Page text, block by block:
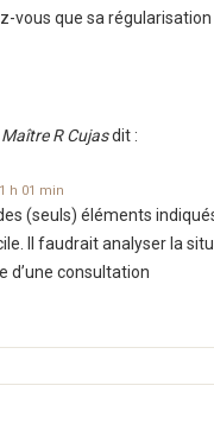
vous que sa
Maître R Cujasdit :
h 01 min
(seuls) éléments
Il faudrait analyser la
d’une consultation